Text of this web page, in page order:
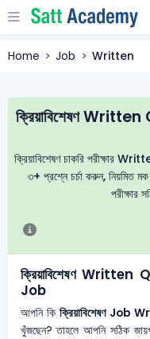
Home Job Written
ক্রিয়াবিশেষণ
ক্রিয়াবিশেষণ চাকরি পরীক্ষার
৩+ প্রশ্নে চর্চা করুন, নিয়মিত
পরীক্ষার
ক্রিয়াবিশেষণ
Job
আপনি কিক্রিয়াবিশেষণ Job
খুঁজছেন? তাহলে আপনি সঠিক